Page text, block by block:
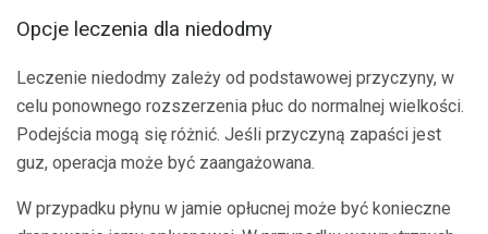
Opcje leczenia dla niedodmy
Leczenie niedodmy zależy od podstawowej przyczyny, w
celu ponownego rozszerzenia płuc do normalnej wielkości.
Podejścia mogą się różnić. Jeśli przyczyną zapaści jest
guz, operacja może być zaangażowana.
W przypadku płynu w jamie opłucnej może być konieczne